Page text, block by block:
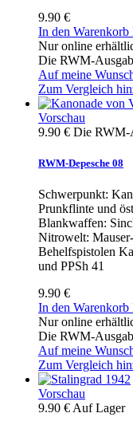
9.90 €
In den Warenkorb
Nur online
Die RWM-
Auf meine
Zum Vergleich
Vorschau
9.90 € Die RWM-
RWM-Depesche 08
Schwerpunkt:
Prunkflinte und
Blankwaffen:
Nitrowelt:
Behelfspistolen
und PPSh 41
9.90 €
In den Warenkorb
Nur online
Die RWM-
Auf meine
Zum Vergleich
Vorschau
9.90 € Auf Lager